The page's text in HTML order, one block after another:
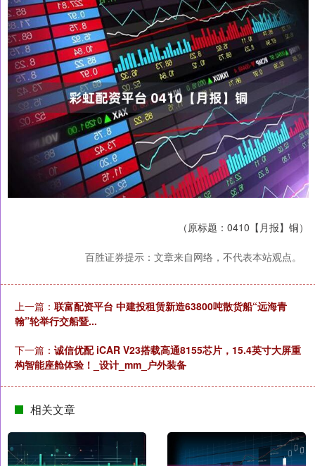
（原标题：0410【月报】铜）
百胜证券提示：文章来自网络，不代表本站观点。
上一篇： 联富配资平台 中建投租赁新造63800吨散货船“远海青
翰”轮举行交船暨...
下一篇： 诚信优配 iCAR V23搭载高通8155芯片，15.4英寸大屏重
构智能座舱体验！_设计_mm_户外装备
相关文章